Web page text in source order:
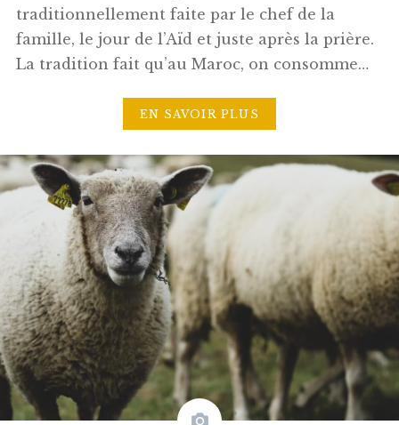
traditionnellement faite par le chef de la
famille, le jour de l’Aïd et juste après la prière.
La tradition fait qu’au Maroc, on consomme…
EN SAVOIR PLUS